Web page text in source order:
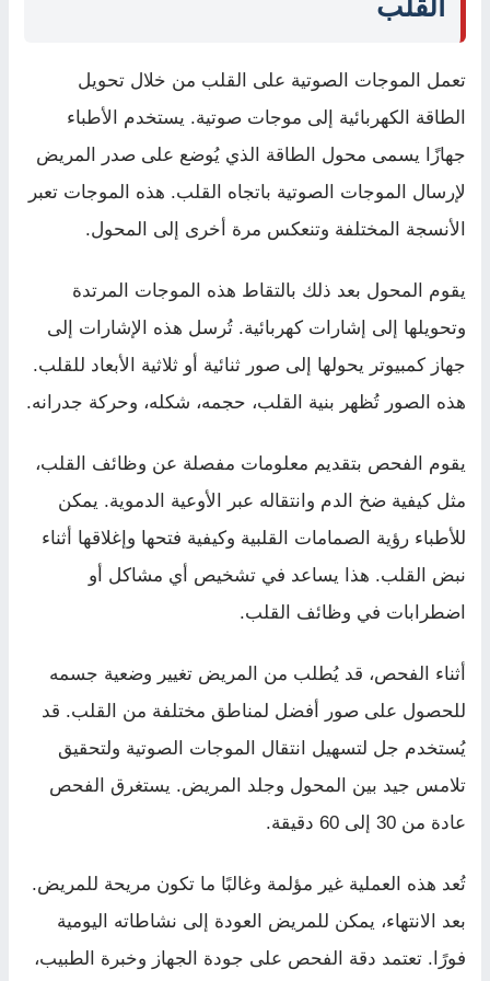
القلب
تعمل الموجات الصوتية على القلب من خلال تحويل
الطاقة الكهربائية إلى موجات صوتية. يستخدم الأطباء
جهازًا يسمى محول الطاقة الذي يُوضع على صدر المريض
لإرسال الموجات الصوتية باتجاه القلب. هذه الموجات تعبر
الأنسجة المختلفة وتنعكس مرة أخرى إلى المحول.
يقوم المحول بعد ذلك بالتقاط هذه الموجات المرتدة
وتحويلها إلى إشارات كهربائية. تُرسل هذه الإشارات إلى
جهاز كمبيوتر يحولها إلى صور ثنائية أو ثلاثية الأبعاد للقلب.
هذه الصور تُظهر بنية القلب، حجمه، شكله، وحركة جدرانه.
يقوم الفحص بتقديم معلومات مفصلة عن وظائف القلب،
مثل كيفية ضخ الدم وانتقاله عبر الأوعية الدموية. يمكن
للأطباء رؤية الصمامات القلبية وكيفية فتحها وإغلاقها أثناء
نبض القلب. هذا يساعد في تشخيص أي مشاكل أو
اضطرابات في وظائف القلب.
أثناء الفحص، قد يُطلب من المريض تغيير وضعية جسمه
للحصول على صور أفضل لمناطق مختلفة من القلب. قد
يُستخدم جل لتسهيل انتقال الموجات الصوتية ولتحقيق
تلامس جيد بين المحول وجلد المريض. يستغرق الفحص
عادة من 30 إلى 60 دقيقة.
تُعد هذه العملية غير مؤلمة وغالبًا ما تكون مريحة للمريض.
بعد الانتهاء، يمكن للمريض العودة إلى نشاطاته اليومية
فورًا. تعتمد دقة الفحص على جودة الجهاز وخبرة الطبيب،